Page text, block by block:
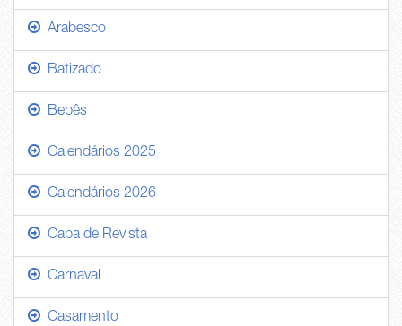
Arabesco
Batizado
Bebês
Calendários 2025
Calendários 2026
Capa de Revista
Carnaval
Casamento